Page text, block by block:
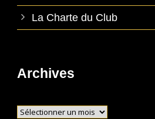
La Charte du Club
Archives
Archives